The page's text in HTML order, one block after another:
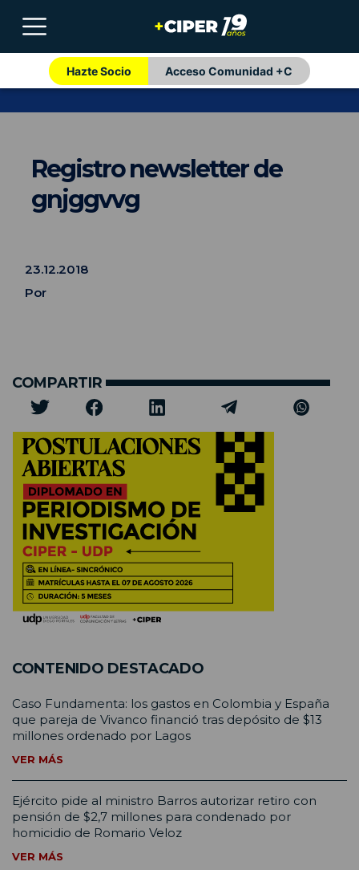
Hazte Socio Acceso Comunidad +C
Registro newsletter de
gnjggvvg
23.12.2018
Por
COMPARTIR
CONTENIDO DESTACADO
Caso Fundamenta: los gastos en Colombia y España
que pareja de Vivanco financió tras depósito de $13
millones ordenado por Lagos
VER MÁS
Ejército pide al ministro Barros autorizar retiro con
pensión de $2,7 millones para condenado por
homicidio de Romario Veloz
VER MÁS